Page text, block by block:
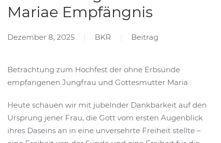
Mariae Empfängnis
Dezember 8, 2025 BKR Beitrag
Betrachtung zum Hochfest der ohne Erbsünde
empfangenen Jungfrau und Gottesmutter Maria
Heute schauen wir mit jubelnder Dankbarkeit auf den
Ursprung jener Frau, die Gott vom ersten Augenblick
ihres Daseins an in eine unversehrte Freiheit stellte –